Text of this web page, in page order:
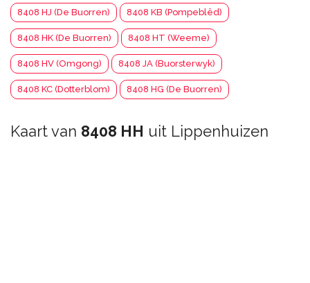
8408 HJ (De Buorren) 8408 KB (Pompeblêd)
8408 HK (De Buorren) 8408 HT (Weeme)
8408 HV (Omgong) 8408 JA (Buorsterwyk)
8408 KC (Dotterblom) 8408 HG (De Buorren)
Kaart van 8408 HH uit Lippenhuizen